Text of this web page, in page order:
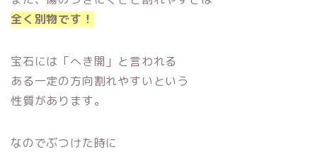
全く別物です！
宝石には「へき開」と言われる
ある一定の方向割れやすいという
性質があります。
なのでぶつけた時に